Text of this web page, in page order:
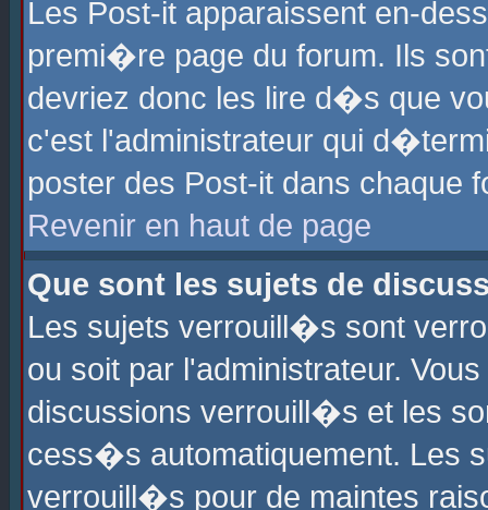
Les Post-it apparaissent en-
premi�re page du forum. Ils
devriez donc les lire d�s que
c'est l'administrateur qui
poster des Post-it dans chaque
Revenir en haut de page
Que sont les sujets de
Les sujets verrouill�s sont
ou soit par l'administrateur.
discussions verrouill�s et les
cess�s automatiquement. Les
verrouill�s pour de maintes